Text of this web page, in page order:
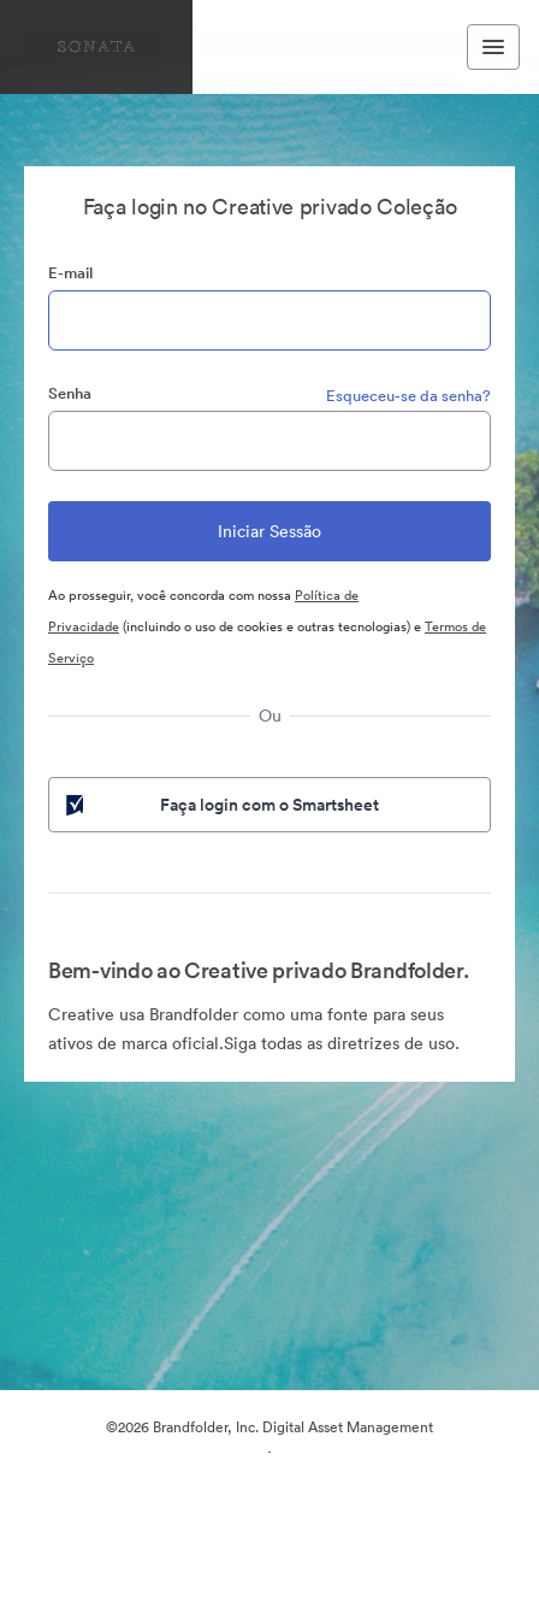
Faça login no Creative privado Coleção
E-mail
Senha Esqueceu-se da senha?
Ao prosseguir, você concorda com nossa Política de
Privacidade(incluindo o uso de cookies e outras tecnologias) eTermos de
Serviço
Ou
Faça login com o Smartsheet
Bem-vindo ao Creative privado Brandfolder.
Creative usa Brandfolder como uma fonte para seus
ativos de marca oficial.Siga todas as diretrizes de uso.
©2026 Brandfolder, Inc. Digital Asset Management
·